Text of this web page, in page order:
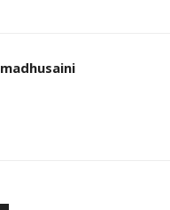
madhusaini